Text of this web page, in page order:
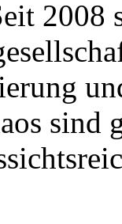
2008
sind